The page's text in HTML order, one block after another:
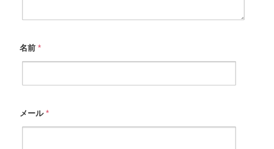
名前*
メール*